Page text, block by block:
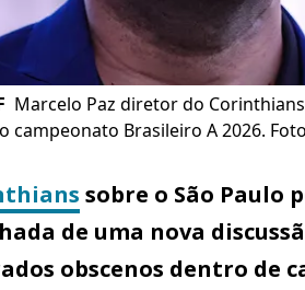
Marcelo Paz diretor do
campeonato Brasileiro A 2026.
sobre o São Paulo
de uma nova
obscenos dentro de